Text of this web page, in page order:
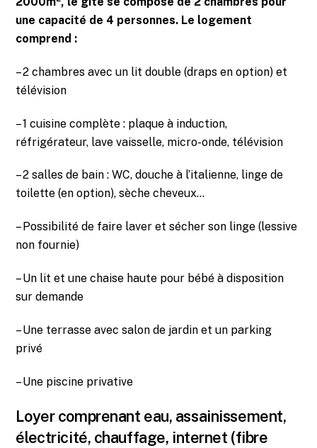
une capacité de 4 personnes. Le logement
comprend :
– 2 chambres avec un lit double (draps en option) et
télévision
– 1 cuisine complète : plaque à induction,
réfrigérateur, lave vaisselle, micro-onde, télévision
– 2 salles de bain : WC, douche à l’italienne, linge de
toilette (en option), sèche cheveux…
– Possibilité de faire laver et sécher son linge (lessive
non fournie)
– Un lit et une chaise haute pour bébé à disposition
sur demande
– Une terrasse avec salon de jardin et un parking
privé
– Une piscine privative
Loyer comprenant eau, assainissement,
électricité, chauffage, internet (fibre